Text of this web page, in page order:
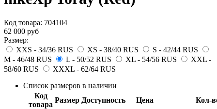
Код товара: 704104
62 000 руб
Размер:
XXS - 34/36 RUS
XS - 38/40 RUS
S - 42/44 RUS
M - 46/48 RUS
L - 50/52 RUS XL - 54/56 RUS
XXL -
58/60 RUS
XXXL - 62/64 RUS
Список размеров в наличии
Код
товара
Размер Доступность Цена Кол-